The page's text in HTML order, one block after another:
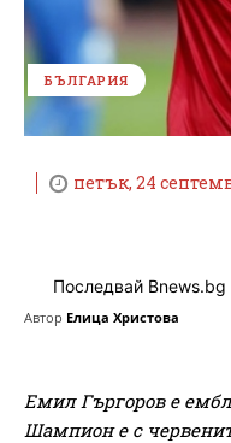
БЪЛГАРИЯ
петък, 24
Последвай Bnews.bg
Автор Елица Христова
Емил Гъргоров е
Шампион е с